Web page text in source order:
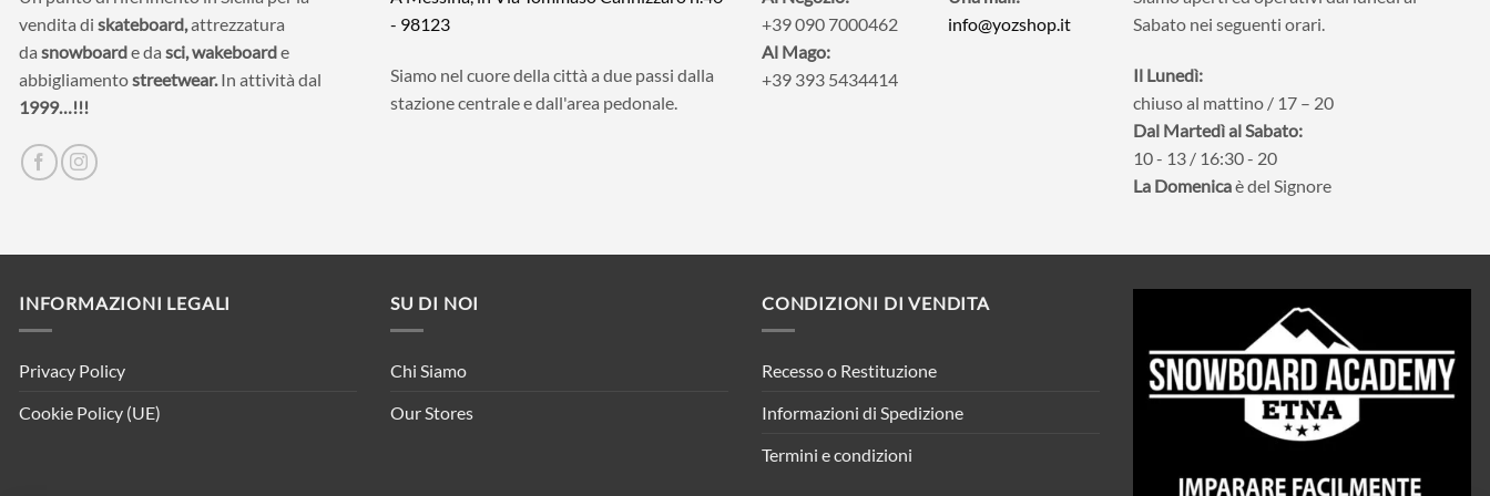
vendita di skateboard,attrezzatura
da snowboarde da sci,wakeboarde
abbigliamentostreetwear.In attività dal
1999…!!!
- 98123
Siamo nel cuore della città a due passi dalla
stazione centrale e dall'area pedonale.
+39 090 7000462
Al Mago:
+39 393 5434414
info@yozshop.it
Sabato nei seguenti orari.
Il Lunedì:
chiuso al mattino / 17 – 20
Dal Martedì al Sabato:
10 - 13 / 16:30 - 20
La Domenicaè del Signore
INFORMAZIONI LEGALI
Privacy Policy
Cookie Policy (UE)
SU DI NOI
Chi Siamo
Our Stores
CONDIZIONI DI VENDITA
Recesso o Restituzione
Informazioni di Spedizione
Termini e condizioni